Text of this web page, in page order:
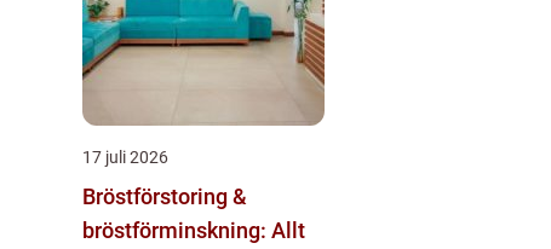
17 juli 2026
Bröstförstoring &
bröstförminskning: Allt